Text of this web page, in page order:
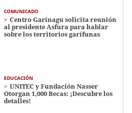
COMUNICADO
Centro Garinagu solicita reunión
al presidente Asfura para hablar
sobre los territorios garífunas
EDUCACIÓN
UNITEC y Fundación Nasser
Otorgan 1,000 Becas: ¡Descubre los
detalles!